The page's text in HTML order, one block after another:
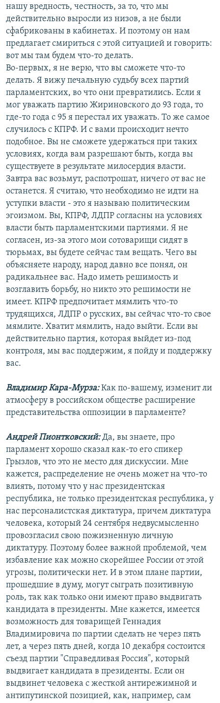
нашу вредность, честность, за то, что мы
действительно выросли из низов, а не были
сфабрикованы в кабинетах. И поэтому он нам
предлагает смириться с этой ситуацией и говорить:
вот мы там будем что-то делать.
Во-первых, я не верю, что вы сможете что-то
делать. Я вижу печальную судьбу всех партий
парламентских, во что они превратились. Если я
мог уважать партию Жириновского до 93 года, то
где-то года с 95 я перестал их уважать. То же самое
случилось с КПРФ. И с вами происходит нечто
подобное. Вы не сможете удержаться при таких
условиях, когда вам разрешают быть, когда вы
существуете в результате милосердия власти.
Завтра вас возьмут, распотрошат, ничего от вас не
останется. Я считаю, что необходимо не идти на
уступки власти - это я называю политическим
эгоизмом. Вы, КПРФ, ЛДПР согласны на условиях
власти быть парламентскими партиями. Я не
согласен, из-за этого мои сотоварищи сидят в
тюрьмах, вы будете сейчас там вещать. Чего вы
объясняете народу, народ давно все понял, он
радикальнее вас. Надо иметь решимость и
возглавить борьбу, но никто это решимости не
имеет. КПРФ предпочитает мямлить что-то
трудящихся, ЛДПР о русских, вы сейчас что-то свое
мямлите. Хватит мямлить, надо выйти. Если вы
действительно партия, которая выйдет из-под
контроля, мы вас поддержим, я пойду и поддержку
вас.
Владимир Кара-Мурза:Как по-вашему, изменит ли
атмосферу в российском обществе расширение
представительства оппозиции в парламенте?
Андрей Пионтковский:Да, вы знаете, про
парламент хорошо сказал как-то его спикер
Грызлов, что это не место для дискуссии. Мне
кажется, распределение не очень может на что-то
влиять, потому что у нас президентская
республика, не только президентская республика, у
нас персоналистская диктатура, причем диктатура
человека, который 24 сентября недвусмысленно
провозгласил свою пожизненную личную
диктатуру. Поэтому более важной проблемой, чем
избавление как можно скорейшее России от этой
угрозы, политически нет. И в этом плане партии,
прошедшие в думу, могут сыграть позитивную
роль, так как только они имеют право выдвигать
кандидата в президенты. Мне кажется, имеется
возможность для товарищей Геннадия
Владимировича по партии сделать не через пять
лет, а через пять дней, когда 10 декабря состоится
съезд партии "Справедливая Россия", который
выдвигает кандидата в президенты. Если он
выдвинет человека с жесткой антирежимной и
антипутинской позицией, как, например, сам